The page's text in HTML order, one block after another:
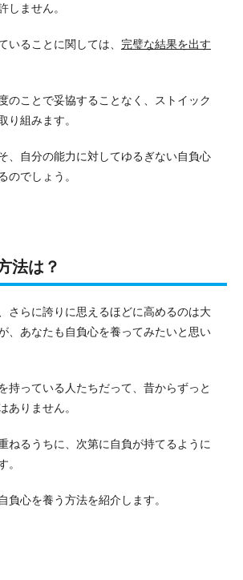
しません。
いることに関しては、 完璧な結果を出す
のことで妥協することなく、ストイック
り組みます。
、自分の能力に対してゆるぎない自負心
のでしょう。
法は？
さらに誇りに思えるほどに高めるのは大
、あなたも自負心を養ってみたいと思い
持っている人たちだって、昔からずっと
ありません。
ねるうちに、次第に自負が持てるように
。
負心を養う方法を紹介します。